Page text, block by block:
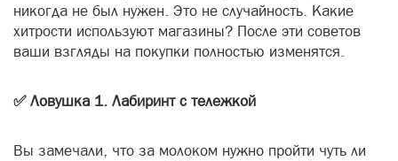
никогда не был нужен. Это не случайность. Какие
хитрости используют магазины? После эти советов
ваши взгляды на покупки полностью изменятся.
✅ Ловушка 1. Лабиринт с тележкой
Вы замечали, что за молоком нужно пройти чуть ли